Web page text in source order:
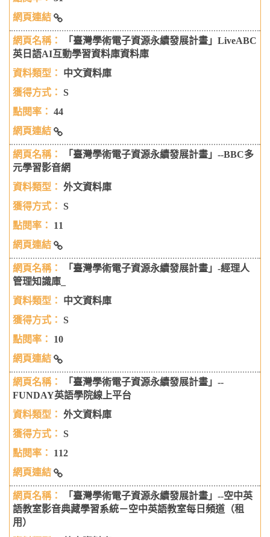
【臺灣學術電子資源永續發展計畫】「外文雜誌精選平
台」
「臺灣學術電子資源永續發展計畫」LiveABC
英日語AI互動學習資料庫資料庫
中文資料庫
S
44
「臺灣學術電子資源永續發展計畫」LiveABC英日語AI互
動學習資料庫資料庫
「臺灣學術電子資源永續發展計畫」--BBC多
元學習影音網
外文資料庫
S
11
「臺灣學術電子資源永續發展計畫」--BBC多元學習影音
網
「臺灣學術電子資源永續發展計畫」-經理人
管理知識庫_
中文資料庫
S
10
「臺灣學術電子資源永續發展計畫」-經理人管理知識庫_
「臺灣學術電子資源永續發展計畫」--
FUNDAY英語學院線上平台
外文資料庫
S
112
「臺灣學術電子資源永續發展計畫」--FUNDAY英語學院
線上平台
「臺灣學術電子資源永續發展計畫」--空中英
語教室影音典藏學習系統－空中英語教室每日頻道（租
用）